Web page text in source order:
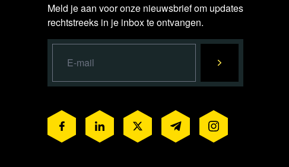
Meld je aan voor onze nieuwsbrief om updates
rechtstreeks in je inbox te ontvangen.